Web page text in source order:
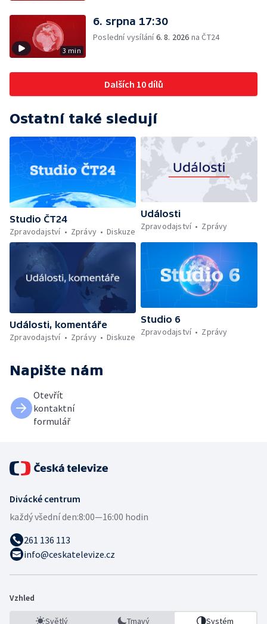
3 min
6. srpna 17:30
Poslední vysílání6. 8. 2026 na ČT24
Dalších 10 dílů
Ostatní také sledují
Studio ČT24
Zpravodajství
Zprávy Diskuze
Události
Zpravodajství
Zprávy
Události, komentáře
Zpravodajství
Zprávy Diskuze
Studio 6
Zpravodajství
Zprávy
Napište nám
Otevřít
kontaktní
formulář
Divácké centrum
každý všední den:8:00—16:00 hodin
261 136 113
info@ceskatelevize.cz
Vzhled
Světlý Tmavý Systém